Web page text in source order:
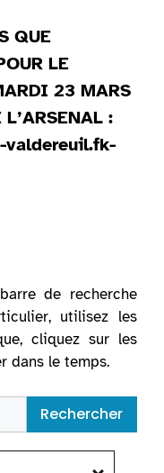
QUE
LE
23 MARS
:
de recherche
utilisez les
cliquez sur les
dans le temps.
Rechercher